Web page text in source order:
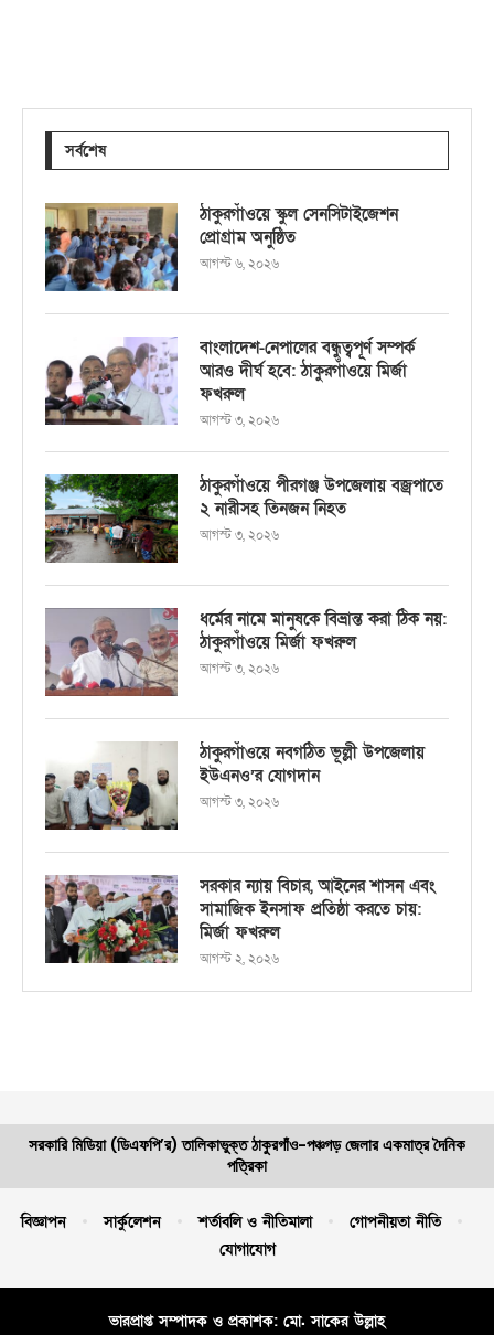
সর্বশেষ
ঠাকুরগাঁওয়ে স্কুল সেনসিটাইজেশন
প্রোগ্রাম অনুষ্ঠিত
আগস্ট ৬, ২০২৬
বাংলাদেশ-নেপালের বন্ধুত্বপূর্ণ সম্পর্ক
আরও দীর্ঘ হবে: ঠাকুরগাঁওয়ে মির্জা
ফখরুল
আগস্ট ৩, ২০২৬
ঠাকুরগাঁওয়ে পীরগঞ্জ উপজেলায় বজ্রপাতে
২ নারীসহ তিনজন নিহত
আগস্ট ৩, ২০২৬
ধর্মের নামে মানুষকে বিভ্রান্ত করা ঠিক নয়:
ঠাকুরগাঁওয়ে মির্জা ফখরুল
আগস্ট ৩, ২০২৬
ঠাকুরগাঁওয়ে নবগঠিত ভূল্লী উপজেলায়
ইউএনও’র যোগদান
আগস্ট ৩, ২০২৬
সরকার ন্যায় বিচার, আইনের শাসন এবং
সামাজিক ইনসাফ প্রতিষ্ঠা করতে চায়:
মির্জা ফখরুল
আগস্ট ২, ২০২৬
সরকারি মিডিয়া (ডিএফপি’র) তালিকাভুক্ত ঠাকুরগাঁও-পঞ্চগড় জেলার একমাত্র দৈনিক
পত্রিকা
বিজ্ঞাপন সার্কুলেশন শর্তাবলি ও নীতিমালা
গোপনীয়তা নীতি
যোগাযোগ
ভারপ্রাপ্ত সম্পাদক ও প্রকাশক: মো. সাকের উল্লাহ